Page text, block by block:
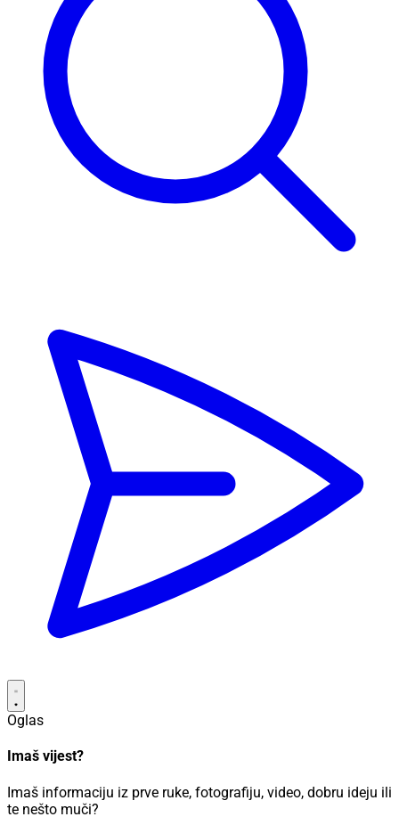
Oglas
Imaš vijest?
Imaš informaciju iz prve ruke, fotografiju, video, dobru ideju ili
te nešto muči?